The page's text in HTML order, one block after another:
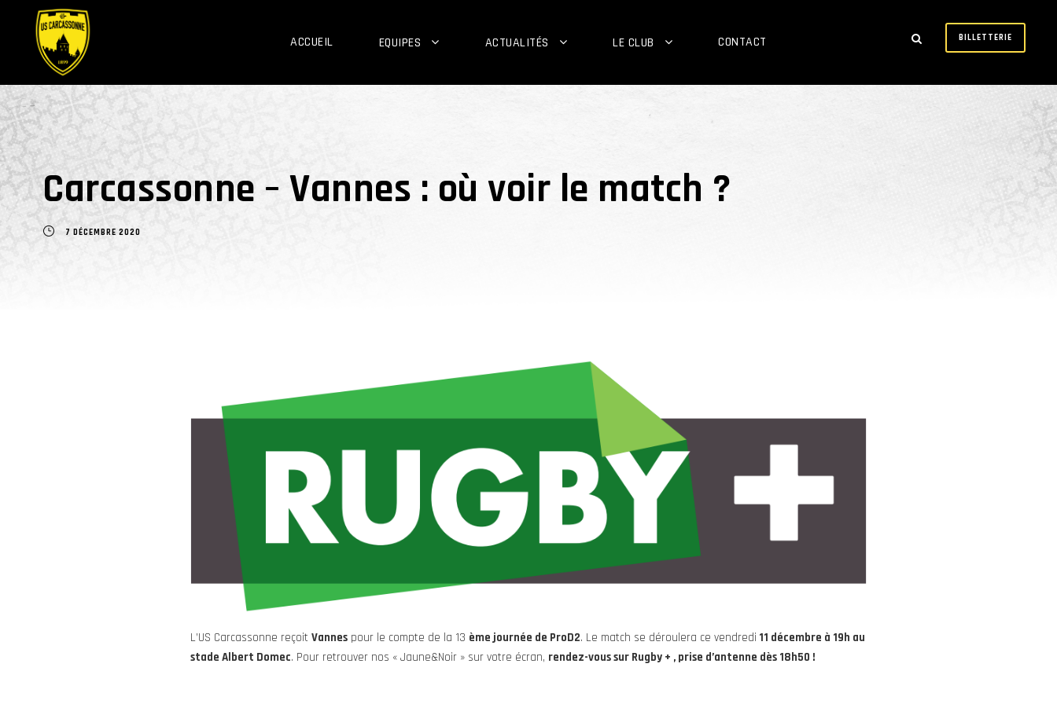
ACCUEIL EQUIPES ACTUALITÉS LE CLUB CONTACT BILLETTERIE
Carcassonne – Vannes : où voir le match ?
7 DÉCEMBRE 2020
L’US Carcassonne reçoit Vannes pour le compte de la 13 ème journée de ProD2. Le match se déroulera ce vendredi 11 décembre à 19h au
stade Albert Domec. Pour retrouver nos « Jaune&Noir » sur votre écran, rendez-vous sur Rugby + , prise d’antenne dès 18h50 !